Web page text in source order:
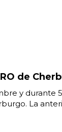
de
y durante
La